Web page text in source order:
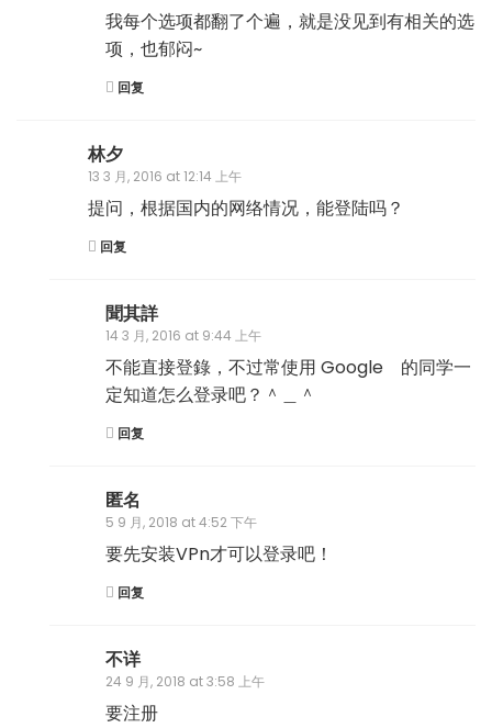
我每个选项都翻了个遍，就是没见到有相关的选
项，也郁闷~
回复
林夕
13 3 月, 2016 at 12:14 上午
提问，根据国内的网络情况，能登陆吗？
回复
聞其詳
14 3 月, 2016 at 9:44 上午
不能直接登錄，不过常使用 Google 的同学一
定知道怎么登录吧？＾＿＾
回复
匿名
5 9 月, 2018 at 4:52 下午
要先安装VPn才可以登录吧！
回复
不详
24 9 月, 2018 at 3:58 上午
要注册